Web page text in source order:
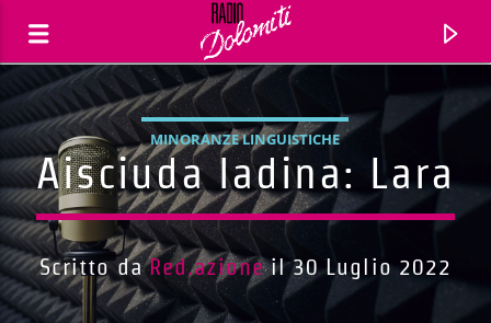
MINORANZE LINGUISTICHE
Aisciuda ladina: Lara
Scritto daRed.azioneil 30 Luglio 2022